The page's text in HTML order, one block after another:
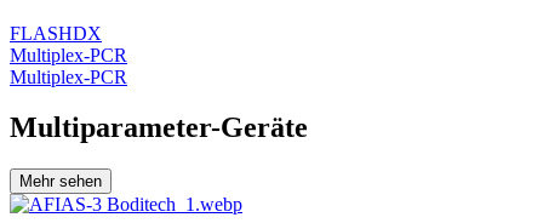
FLASHDX
Multiplex-PCR
Multiplex-PCR
Multiparameter-Geräte
Mehr sehen